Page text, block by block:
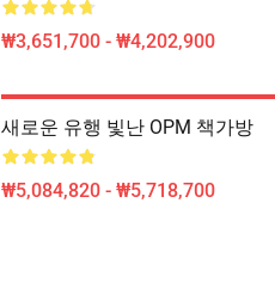
₩3,651,700 - ₩4,202,900
새로운 유행 빛난 OPM 책가방
₩5,084,820 - ₩5,718,700